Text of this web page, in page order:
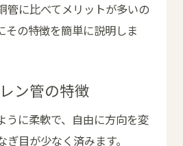
管に比べてメリットが多いの
その特徴を簡単に説明しま
ン管の特徴
うに柔軟で、自由に方向を変
目が少なく済みます。